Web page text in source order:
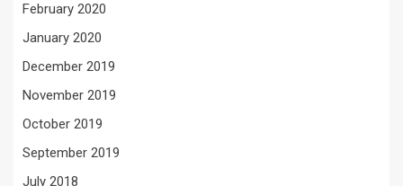
February 2020
January 2020
December 2019
November 2019
October 2019
September 2019
July 2018